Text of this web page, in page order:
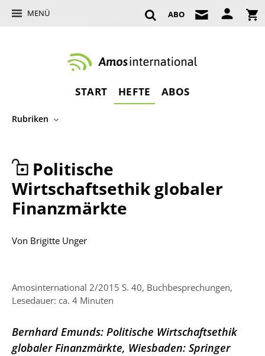
MENÜ ABO
START HEFTE ABOS
Rubriken
Politische
Wirtschaftsethik globaler
Finanzmärkte
Von Brigitte Unger
Amosinternational 2/2015 S. 40, Buchbesprechungen,
Lesedauer: ca. 4 Minuten
Bernhard Emunds: Politische Wirtschaftsethik
globaler Finanzmärkte, Wiesbaden: Springer